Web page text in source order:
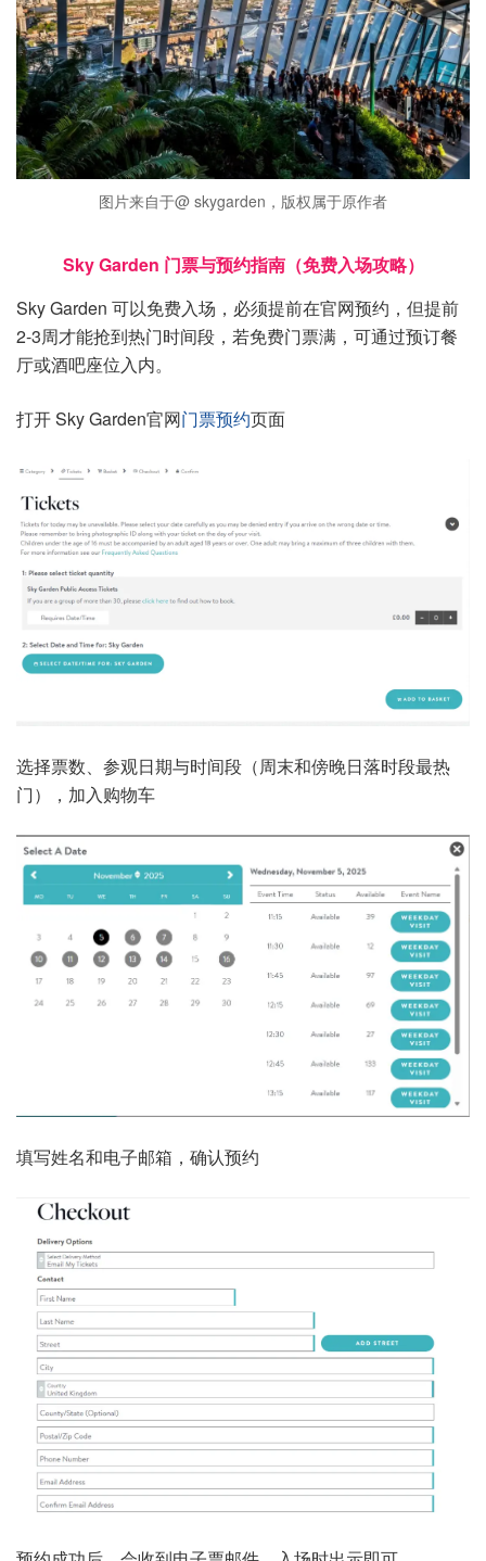
图片来自于@ skygarden，版权属于原作者
Sky Garden 门票与预约指南（免费入场攻略）
Sky Garden 可以免费入场，必须提前在官网预约，但提前
2-3周才能抢到热门时间段，若免费门票满，可通过预订餐
厅或酒吧座位入内。
打开 Sky Garden官网门票预约页面
选择票数、参观日期与时间段（周末和傍晚日落时段最热
门），加入购物车
填写姓名和电子邮箱，确认预约